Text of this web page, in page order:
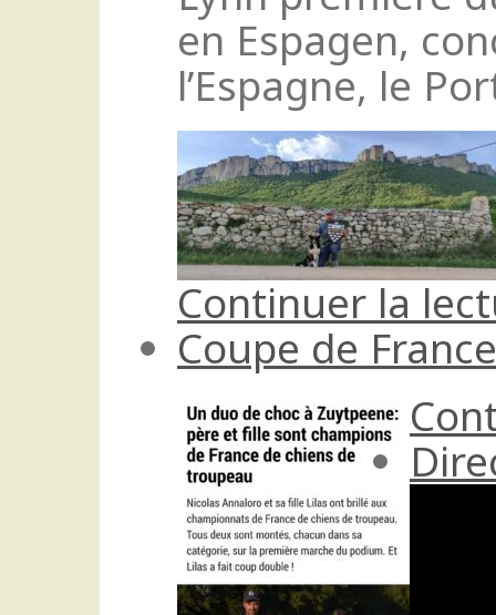
en Espagen,
l’Espagne, le
Continuer la
Coupe de